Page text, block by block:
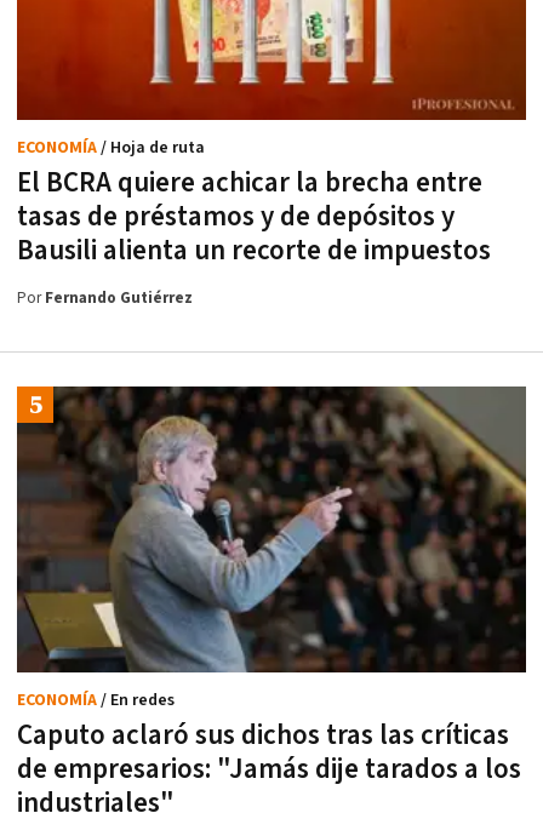
El BCRA quiere achicar la brecha entre
tasas de préstamos y de depósitos y
Bausili alienta un recorte de impuestos
ECONOMÍA/ Hoja de ruta
PorFernando Gutiérrez
Caputo aclaró sus dichos tras las críticas
de empresarios: "Jamás dije tarados a los
industriales"
ECONOMÍA/ En redes